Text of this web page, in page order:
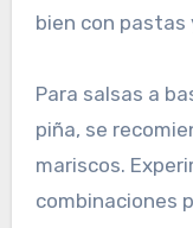
bien con pastas
Para salsas a
piña, se
mariscos.
combinaciones